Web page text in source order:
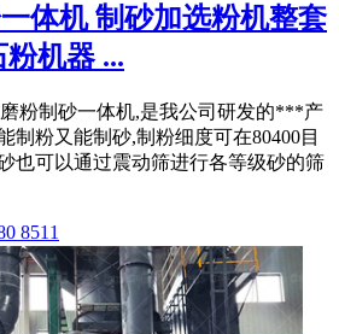
体机 制砂加选粉机整套
机器 ...
粉制砂一体机,是我公司研发的***产
制粉又能制砂,制粉细度可在80400目
也可以通过震动筛进行各等级砂的筛
8511